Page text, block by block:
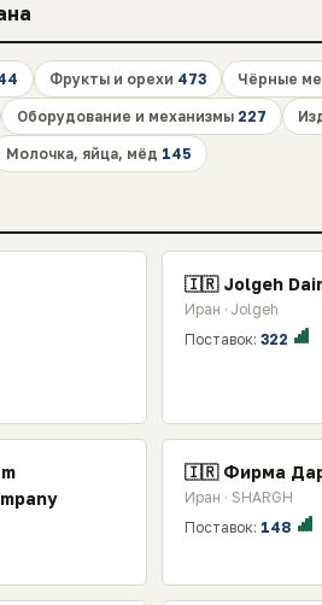
Фрукты и орехи 473 Чёрные
Оборудование и механизмы 227
Молочка, яйца, мёд 145
🇮🇷 Jolgeh
Иран · Jolgeh
Поставок: 322
🇮🇷 Фирма
Иран · SHARGH
Поставок: 148